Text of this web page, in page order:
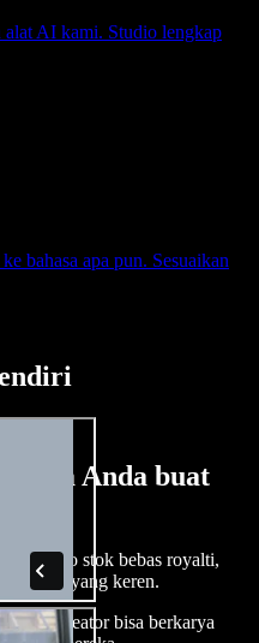
AI kami. Studio lengkap
bahasa apa pun. Sesuaikan
bisa Anda buat
video stok bebas royalti,
video yang keren.
bisa berkarya